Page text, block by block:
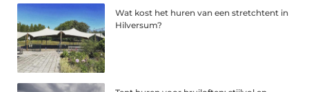
Wat kost het huren van een stretchtent in
Hilversum?